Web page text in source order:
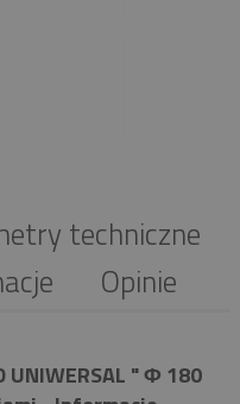
techniczne
Opinie
UNIWERSAL " Φ 180